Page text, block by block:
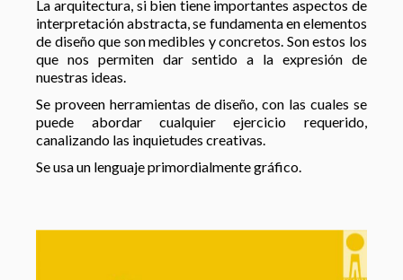
La arquitectura, si bien tiene importantes aspectos de
interpretación abstracta, se fundamenta en elementos
de diseño que son medibles y concretos. Son estos los
que nos permiten dar sentido a la expresión de
nuestras ideas.
Se proveen herramientas de diseño, con las cuales se
puede abordar cualquier ejercicio requerido,
canalizando las inquietudes creativas.
Se usa un lenguaje primordialmente gráfico.